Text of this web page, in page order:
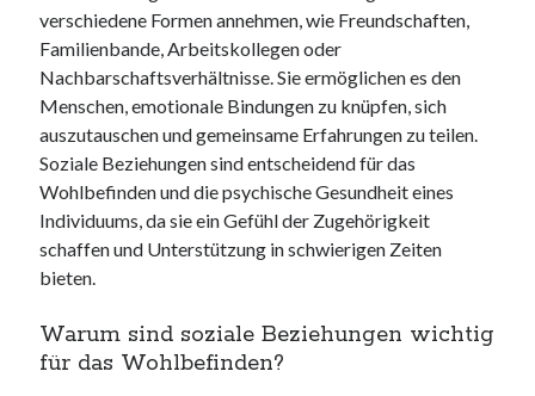
verschiedene Formen annehmen, wie Freundschaften,
Familienbande, Arbeitskollegen oder
Nachbarschaftsverhältnisse. Sie ermöglichen es den
Menschen, emotionale Bindungen zu knüpfen, sich
auszutauschen und gemeinsame Erfahrungen zu teilen.
Soziale Beziehungen sind entscheidend für das
Wohlbefinden und die psychische Gesundheit eines
Individuums, da sie ein Gefühl der Zugehörigkeit
schaffen und Unterstützung in schwierigen Zeiten
bieten.
Warum sind soziale Beziehungen wichtig
für das Wohlbefinden?